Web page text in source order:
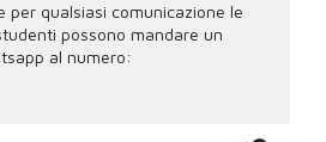
per qualsiasi comunicazione le
possono mandare un
al numero: